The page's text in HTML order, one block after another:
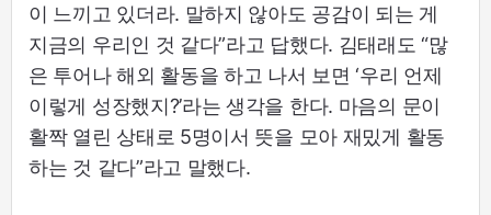
이 느끼고 있더라. 말하지 않아도 공감이 되는 게
지금의 우리인 것 같다”라고 답했다. 김태래도 “많
은 투어나 해외 활동을 하고 나서 보면 ‘우리 언제
이렇게 성장했지?’라는 생각을 한다. 마음의 문이
활짝 열린 상태로 5명이서 뜻을 모아 재밌게 활동
하는 것 같다”라고 말했다.